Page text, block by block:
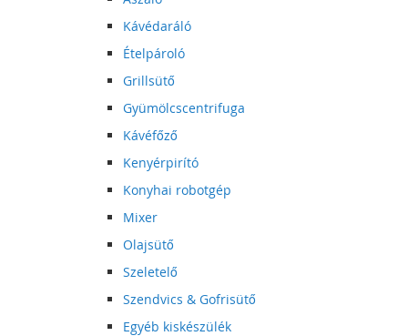
Kávédaráló
Ételpároló
Grillsütő
Gyümölcscentrifuga
Kávéfőző
Kenyérpirító
Konyhai robotgép
Mixer
Olajsütő
Szeletelő
Szendvics & Gofrisütő
Egyéb kiskészülék